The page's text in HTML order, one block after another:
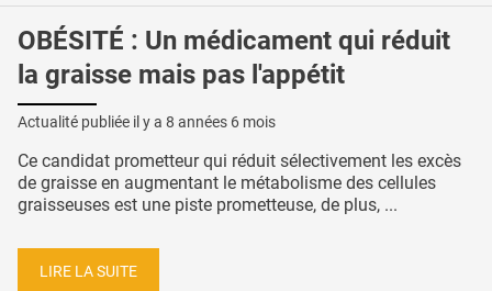
OBÉSITÉ : Un médicament qui réduit
la graisse mais pas l'appétit
Actualité publiée il y a 8 années 6 mois
Ce candidat prometteur qui réduit sélectivement les excès
de graisse en augmentant le métabolisme des cellules
graisseuses est une piste prometteuse, de plus, ...
LIRE LA SUITE